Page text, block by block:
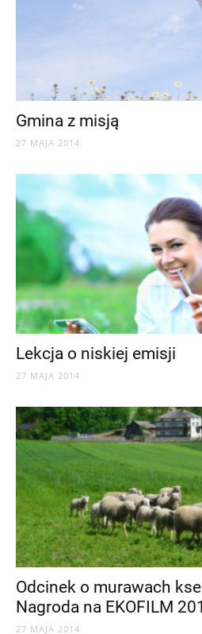
Gmina z misją
27 MAJA 2014
Lekcja o niskiej emisji
27 MAJA 2014
Odcinek o murawach
Nagroda na EKOFILM
27 MAJA 2014